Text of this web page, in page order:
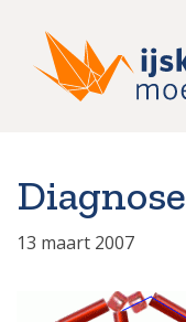
13 maart 2007